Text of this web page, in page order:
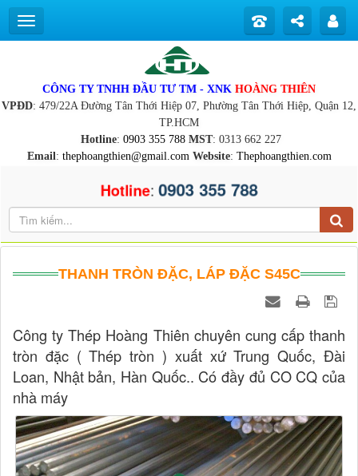
CÔNG TY TNHH ĐẦU TƯ TM - XNK HOÀNG THIÊN
VPĐD: 479/22A Đường Tân Thới Hiệp 07, Phường Tân Thới Hiệp, Quận 12,
TP.HCM
Hotline: 0903 355 788 MST: 0313 662 227
Email: thephoangthien@gmail.com Website: Thephoangthien.com
Hotline: 0903 355 788
THANH TRÒN ĐẶC, LÁP ĐẶC S45C
Công ty Thép Hoàng Thiên chuyên cung cấp thanh
tròn đặc ( Thép tròn ) xuất xứ Trung Quốc, Đài
Loan, Nhật bản, Hàn Quốc.. Có đầy đủ CO CQ của
nhà máy